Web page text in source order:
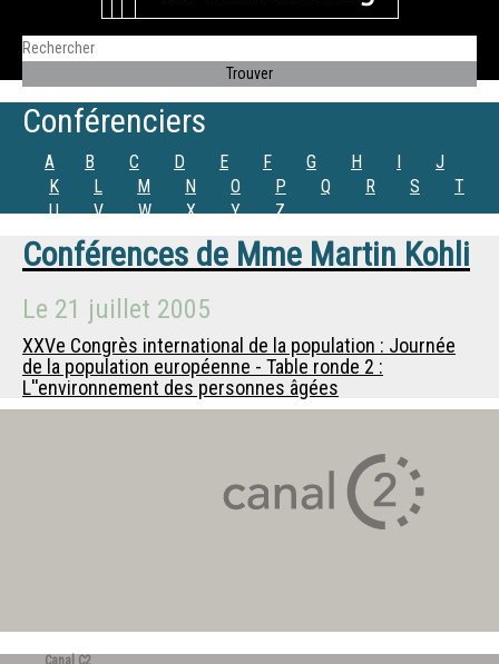
Conférenciers
A B C D E F G H I
J
K
L M N O P Q R S
T
U
V W X Y Z
Conférences de Mme Martin Kohli
Le 21 juillet 2005
XXVe Congrès international de la population : Journée
de la population européenne - Table ronde 2 :
L''environnement des personnes âgées
Canal C2